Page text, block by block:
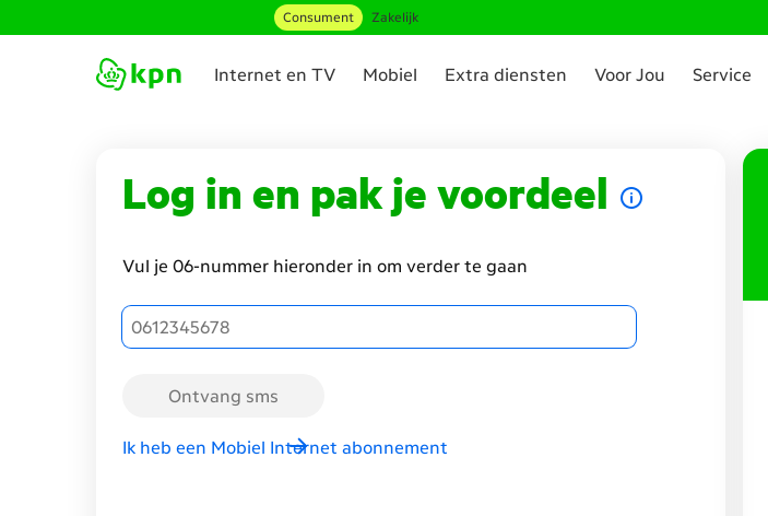
Consument Zakelijk
Internet en TV Mobiel Extra diensten Voor Jou Service
Log in en pak je voordeel
Vul je 06-nummer hieronder in om verder te gaan
Vul je
06-
te gaan
Ontvang sms
Ik heb een Mobiel Internet abonnement